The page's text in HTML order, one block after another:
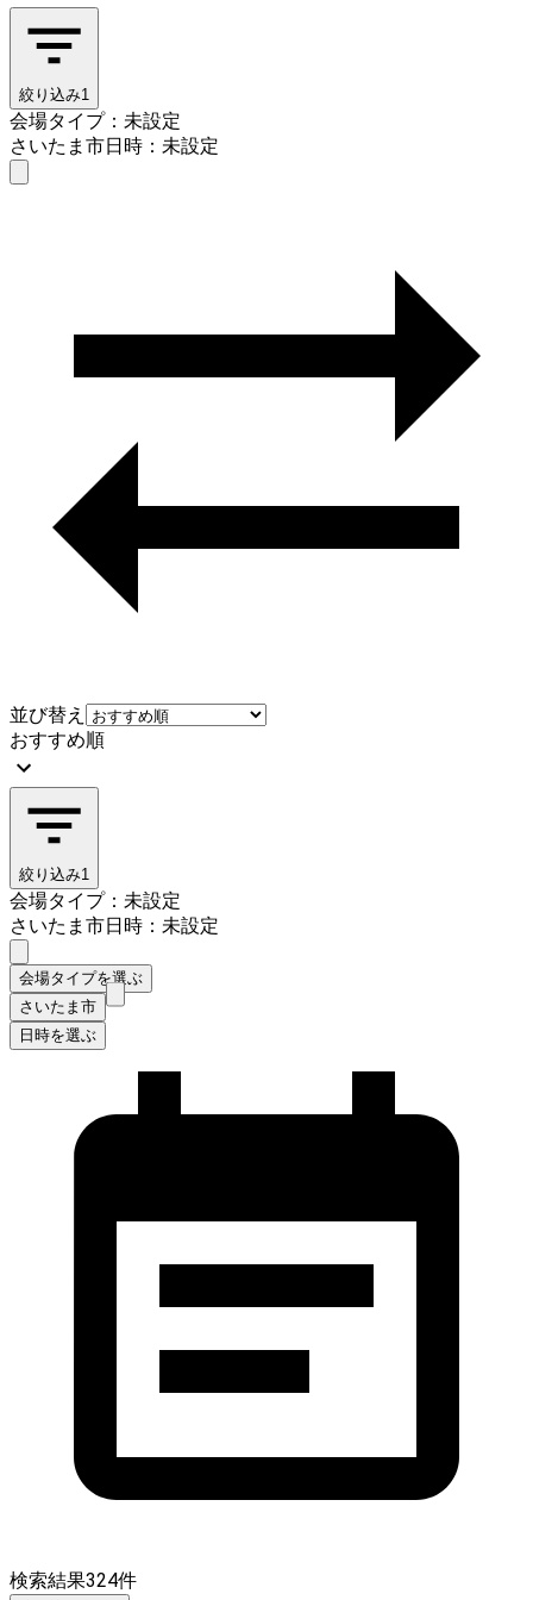
絞り込み1
会場タイプ：未設定
さいたま市日時：未設定
並び替え
おすすめ順
絞り込み1
会場タイプ：未設定
さいたま市日時：未設定
会場タイプを選ぶ
さいたま市
日時を選ぶ
検索結果324件